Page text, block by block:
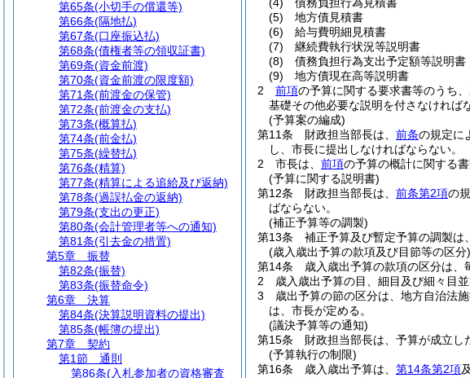
(5)
地方債見積書
(6)
給与費明細見積書
(7)
継続費執行状況等説明書
(8)
債務負担行為支出予定額等説明書
(9)
地方債現在高等説明書
2
前項の予算に関する要求書等のうち
基礎その他必要な説明を付さなければ
(予算案の編成)
第11条
財政担当部長は、 前条の規定に
し、市長に提出しなければならない。
2
市長は、 前項の予算の概計に関する
(予算に関する説明書)
第12条
財政担当部長は、 前条第2項の
ばならない。
(補正予算等の調製)
第13条
補正予算及び暫定予算の調製は、
(歳入歳出予算の款項及び目節等の区分)
第14条
歳入歳出予算の款項の区分は、
2
歳入歳出予算の目、細目及び細々目
3
歳出予算の節の区分は、地方自治法施
は、市長が定める。
(議決予算等の通知)
第15条
財政担当部長は、予算が成立し
(予算執行の制限)
第16条
歳入歳出予算は、 第14条第2項
第65条(小切手の償還等)
第66条(隔地払)
第67条(口座振込払)
第68条(債権者等の領収証書)
第69条(資金前渡)
第70条(資金前渡の限度額)
第71条(前渡金の保管)
第72条(前渡金の支払)
第73条(概算払)
第74条(前金払)
第75条(繰替払)
第76条(精算)
第77条(精算による追給及び返納)
第78条(過誤払金の返納)
第79条(支出の更正)
第80条(会計管理者等への通知)
第81条(引去金の措置)
第5章
振替
第82条(振替)
第83条(振替命令)
第6章
決算
第84条(決算説明資料の提出)
第85条(帳簿の提出)
第7章
契約
第1節
通則
第86条(入札参加者の資格審査